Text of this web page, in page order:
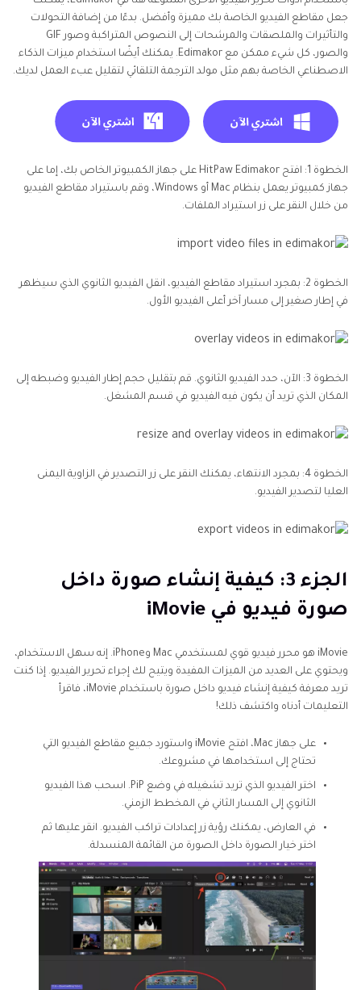
جعل مقاطع الفيديو الخاصة بك مميزة وأفضل. بدءًا من إضافة التحولات
والتأثيرات والملصقات والمرشحات إلى النصوص المتراكبة وصور GIF
والصور، كل شيء ممكن مع Edimakor. يمكنك أيضًا استخدام ميزات الذكاء
الاصطناعي الخاصة بهم مثل مولد الترجمة التلقائي لتقليل عبء العمل لديك.
الخطوة 1: افتح HitPaw Edimakor على جهاز الكمبيوتر الخاص بك، إما على
جهاز كمبيوتر يعمل بنظام Mac أو Windows، وقم باستيراد مقاطع الفيديو
من خلال النقر على زر استيراد الملفات.
الخطوة 2: بمجرد استيراد مقاطع الفيديو، انقل الفيديو الثانوي الذي سيظهر
في إطار صغير إلى مسار آخر أعلى الفيديو الأول.
الخطوة 3: الآن، حدد الفيديو الثانوي. قم بتقليل حجم إطار الفيديو وضبطه إلى
المكان الذي تريد أن يكون فيه الفيديو في قسم المشغل.
الخطوة 4: بمجرد الانتهاء، يمكنك النقر على زر التصدير في الزاوية اليمنى
العليا لتصدير الفيديو.
الجزء 3: كيفية إنشاء صورة داخل
صورة فيديو في iMovie
iMovie هو محرر فيديو قوي لمستخدمي Mac وiPhone. إنه سهل الاستخدام،
ويحتوي على العديد من الميزات المفيدة ويتيح لك إجراء تحرير الفيديو. إذا كنت
تريد معرفة كيفية إنشاء فيديو داخل صورة باستخدام iMovie، فاقرأ
التعليمات أدناه واكتشف ذلك!
على جهاز Mac، افتح iMovie واستورد جميع مقاطع الفيديو التي
تحتاج إلى استخدامها في مشروعك.
اختر الفيديو الذي تريد تشغيله في وضع PiP. اسحب هذا الفيديو
الثانوي إلى المسار الثاني في المخطط الزمني.
في العارض، يمكنك رؤية زر إعدادات تراكب الفيديو. انقر عليها ثم
اختر خيار الصورة داخل الصورة من القائمة المنسدلة.